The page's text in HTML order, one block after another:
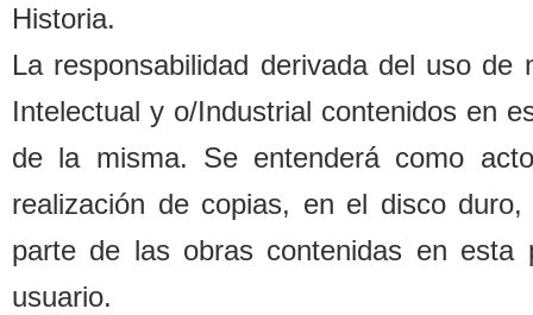
Historia.
La responsabilidad derivada del uso de
Intelectual y o/Industrial contenidos en
de la misma. Se entenderá como
realización de copias, en el disco
parte de las obras contenidas en esta
usuario.